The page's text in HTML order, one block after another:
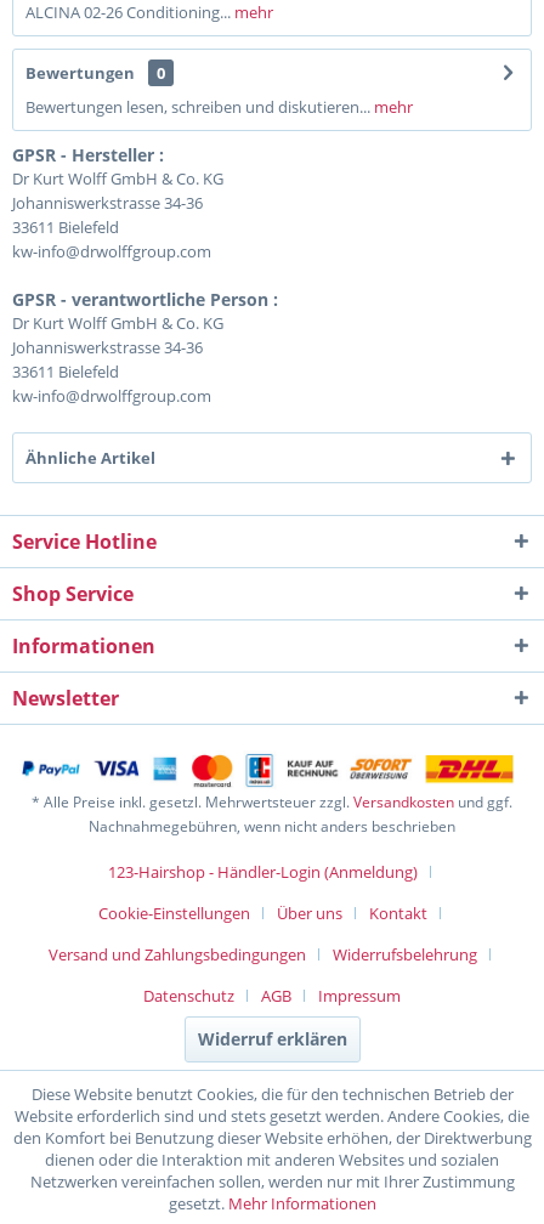
ALCINA 02-26 Conditioning... mehr
Bewertungen
0
Bewertungen lesen, schreiben und diskutieren... mehr
GPSR - Hersteller :
Dr Kurt Wolff GmbH & Co. KG
Johanniswerkstrasse 34-36
33611 Bielefeld
kw-info@drwolffgroup.com
GPSR - verantwortliche Person :
Dr Kurt Wolff GmbH & Co. KG
Johanniswerkstrasse 34-36
33611 Bielefeld
kw-info@drwolffgroup.com
Ähnliche Artikel
Service Hotline
Shop Service
Informationen
Newsletter
* Alle Preise inkl. gesetzl. Mehrwertsteuer zzgl.Versandkosten und ggf.
Nachnahmegebühren, wenn nicht anders beschrieben
123-Hairshop - Händler-Login (Anmeldung)
Cookie-Einstellungen
Über uns
Kontakt
Versand und Zahlungsbedingungen
Widerrufsbelehrung
Datenschutz
AGB Impressum
Widerruf erklären
Diese Website benutzt Cookies, die für den technischen Betrieb der
Website erforderlich sind und stets gesetzt werden. Andere Cookies, die
den Komfort bei Benutzung dieser Website erhöhen, der Direktwerbung
dienen oder die Interaktion mit anderen Websites und sozialen
Netzwerken vereinfachen sollen, werden nur mit Ihrer Zustimmung
gesetzt. Mehr Informationen